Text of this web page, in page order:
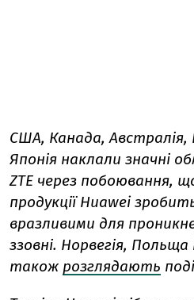
США, Канада,
Японія наклали значні
ZTE через побоювання,
продукції Huawei
вразливими для
ззовні. Норвегія, Польща
також розглядають